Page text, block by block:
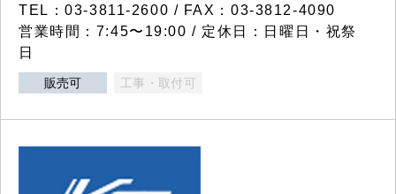
TEL：03-3811-2600 / FAX：03-3812-4090
営業時間：7:45〜19:00 / 定休日：日曜日・祝祭
日
販売可 工事・取付可